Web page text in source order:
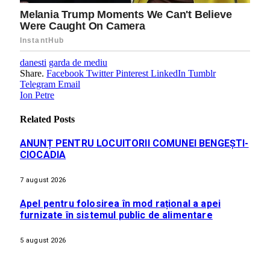
danesti garda de mediu
Share. Facebook Twitter Pinterest LinkedIn Tumblr
Telegram Email
Ion Petre
Related Posts
ANUNȚ PENTRU LOCUITORII COMUNEI BENGEȘTI-
CIOCADIA
7 august 2026
Apel pentru folosirea în mod rațional a apei
furnizate în sistemul public de alimentare
5 august 2026